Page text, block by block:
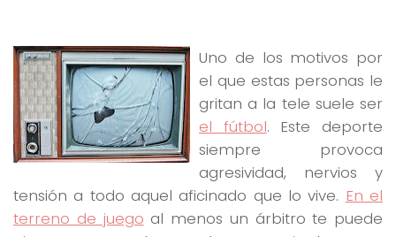
Uno de los motivos por
el que estas personas le
gritan a la tele suele ser
el fútbol. Este deporte
siempre provoca
agresividad, nervios y
tensión a todo aquel aficinado que lo vive. En el
terreno de juego al menos un árbitro te puede